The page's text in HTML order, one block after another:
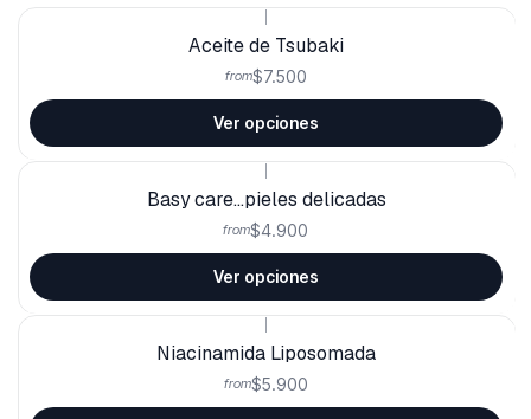
Aceite de Tsubaki
from$7.500
Ver opciones
Basy care...pieles delicadas
from$4.900
Ver opciones
Niacinamida Liposomada
from$5.900